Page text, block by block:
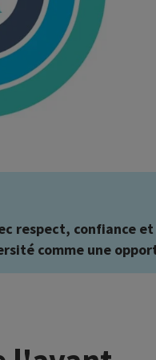
respect, confiance
comme une